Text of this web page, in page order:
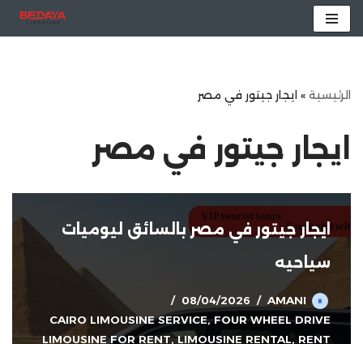
الرئيسية » ايجار جيتور في مصر
ايجار جيتور في مصر
ايجار جيتور في مصر بالسائق ليوميات
سياحيه
AMANI
08/04/2026
CAIRO LIMOUSINE SERVICE,FOUR WHEEL DRIVE
LIMOUSINE FOR RENT,LIMOUSINE RENTAL, RENT